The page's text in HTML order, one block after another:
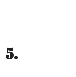
5.